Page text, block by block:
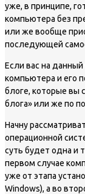
уже, в принципе,
компьютера без
или же вообще
последующей
Если вас на
компьютера и его
блоге, которые вы
блога» или же по
Начну
операционной
суть будет одна и
первом случае
уже от этапа
Windows), а во